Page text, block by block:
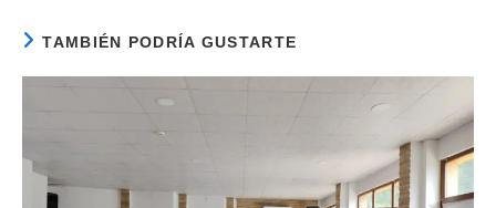
TAMBIÉN PODRÍA GUSTARTE